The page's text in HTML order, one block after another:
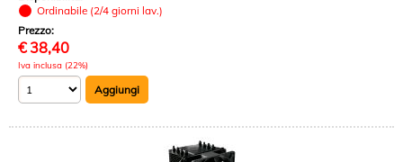
Ordinabile (2/4 giorni lav.)
Prezzo:
€ 38,40
Iva inclusa (22%)